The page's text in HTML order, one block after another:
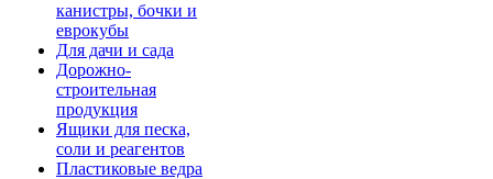
канистры, бочки и
еврокубы
Для дачи и сада
Дорожно-
строительная
продукция
Ящики для песка,
соли и реагентов
Пластиковые ведра